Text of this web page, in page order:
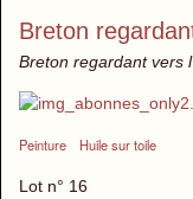
Breton
Breton regardant vers
Peinture Huile sur toile
Lot n° 16